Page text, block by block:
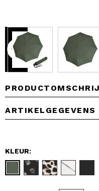
ARTIKELGEGEVENS
KLEUR: